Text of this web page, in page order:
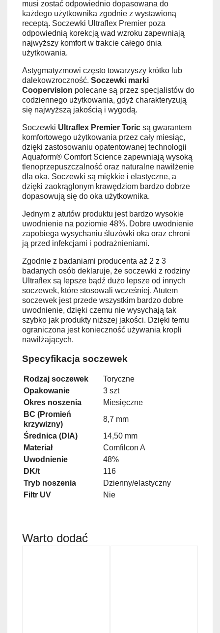
musi zostać odpowiednio dopasowana do
każdego użytkownika zgodnie z wystawioną
receptą. Soczewki Ultraflex Premier poza
odpowiednią korekcją wad wzroku zapewniają
najwyższy komfort w trakcie całego dnia
użytkowania.
Astygmatyzmowi często towarzyszy krótko lub
dalekowzroczność. Soczewki marki
Coopervision polecane są przez specjalistów do
codziennego użytkowania, gdyż charakteryzują
się najwyższą jakością i wygodą.
Soczewki Ultraflex Premier Toric są gwarantem
komfortowego użytkowania przez cały miesiąc,
dzięki zastosowaniu opatentowanej technologii
Aquaform® Comfort Science zapewniają wysoką
tlenoprzepuszczalność oraz naturalne nawilżenie
dla oka. Soczewki są miękkie i elastyczne, a
dzięki zaokrąglonym krawędziom bardzo dobrze
dopasowują się do oka użytkownika.
Jednym z atutów produktu jest bardzo wysokie
uwodnienie na poziomie 48%. Dobre uwodnienie
zapobiega wysychaniu śluzówki oka oraz chroni
ją przed infekcjami i podrażnieniami.
Zgodnie z badaniami producenta aż 2 z 3
badanych osób deklaruje, że soczewki z rodziny
Ultraflex są lepsze bądź dużo lepsze od innych
soczewek, które stosowali wcześniej. Atutem
soczewek jest przede wszystkim bardzo dobre
uwodnienie, dzięki czemu nie wysychają tak
szybko jak produkty niższej jakości. Dzięki temu
ograniczona jest konieczność używania kropli
nawilżających.
Specyfikacja soczewek
Rodzaj soczewek
Toryczne
Opakowanie
3 szt
Okres noszenia
Miesięczne
BC (Promień
krzywizny)
8,7 mm
Średnica (DIA)
14,50 mm
Materiał
Comfilcon A
Uwodnienie
48%
DK/t
116
Tryb noszenia
Dzienny/elastyczny
Filtr UV
Nie
Warto dodać